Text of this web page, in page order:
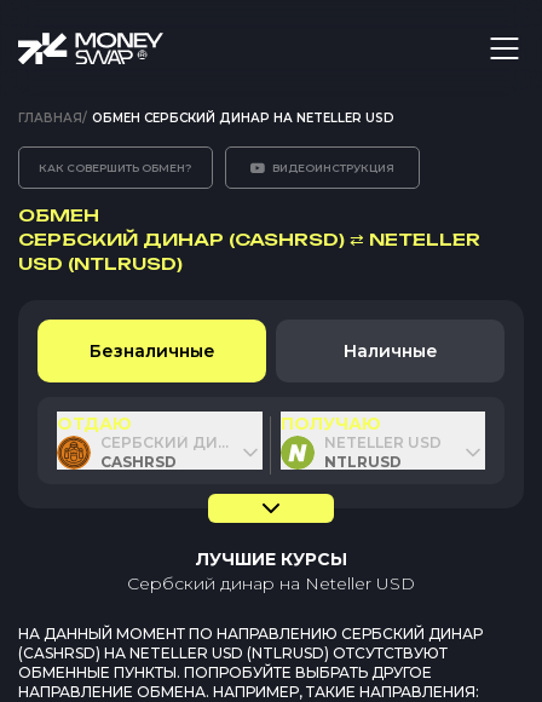
ГЛАВНАЯ/ ОБМЕН СЕРБСКИЙ ДИНАР НА NETELLER USD
КАК СОВЕРШИТЬ ОБМЕН? ВИДЕОИНСТРУКЦИЯ
ОБМЕН
СЕРБСКИЙ ДИНАР (CASHRSD) ⇄ NETELLER
USD (NTLRUSD)
Безналичные Наличные
ОТДАЮ
СЕРБСКИЙ ДИНАР
CASHRSD
ПОЛУЧАЮ
NETELLER USD
NTLRUSD
ЛУЧШИЕ КУРСЫ
Сербский динар на Neteller USD
НА ДАННЫЙ МОМЕНТ ПО НАПРАВЛЕНИЮ СЕРБСКИЙ ДИНАР
(CASHRSD) НА NETELLER USD (NTLRUSD) ОТСУТСТВУЮТ
ОБМЕННЫЕ ПУНКТЫ. ПОПРОБУЙТЕ ВЫБРАТЬ ДРУГОЕ
НАПРАВЛЕНИЕ ОБМЕНА. НАПРИМЕР, ТАКИЕ НАПРАВЛЕНИЯ: